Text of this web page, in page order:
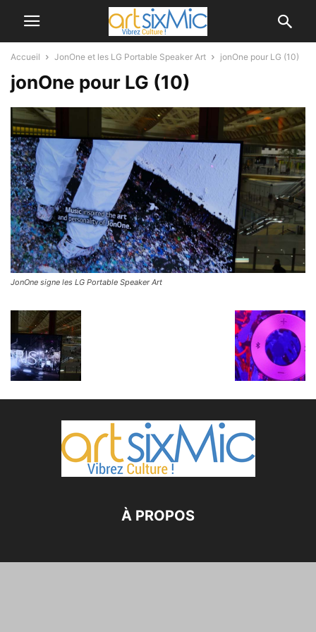
Accueil JonOne et les LG Portable Speaker Art jonOne pour LG (10)
jonOne pour LG (10)
JonOne signe les LG Portable Speaker Art
À PROPOS